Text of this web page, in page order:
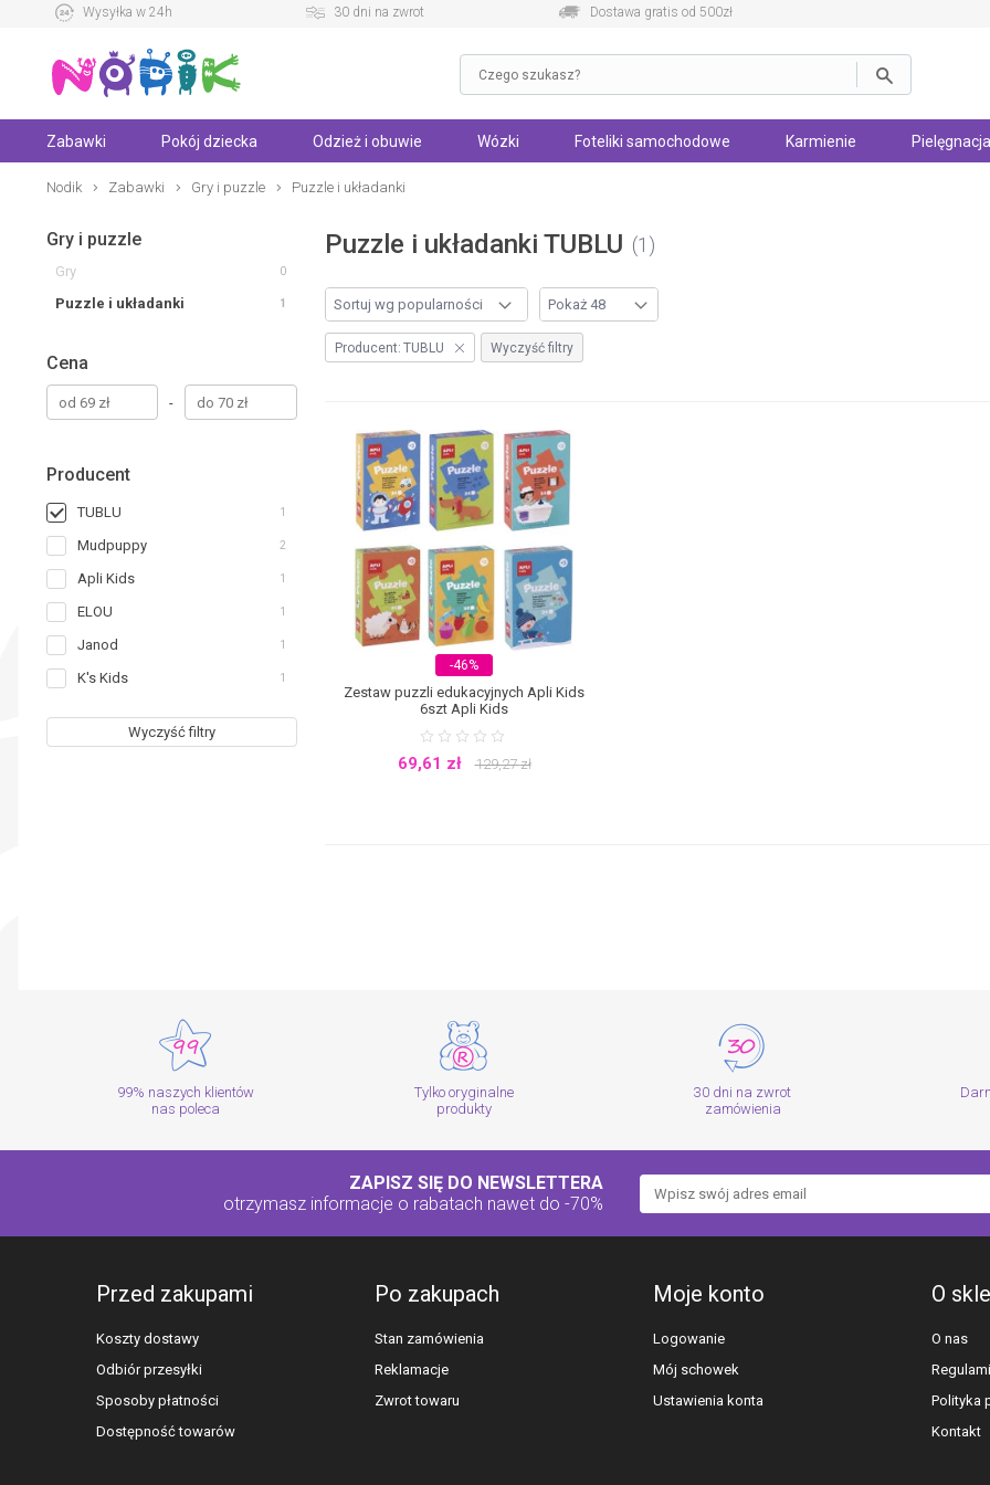
Wysyłka w 24h 30 dni na zwrot Dostawa gratis od 500zł
Zabawki Pokój dziecka Odzież i obuwie Wózki Foteliki samochodowe Karmienie
Nodik Zabawki Gry i puzzle Puzzle i układanki
Puzzle i układanki TUBLU 1
Gry i puzzle
Gry 0
Puzzle i układanki 1
Cena
-
Producent
TUBLU 1
Mudpuppy 2
Apli Kids 1
ELOU 1
Janod 1
K's Kids 1
Wyczyść filtry
Wyczyść filtry
Producent: TUBLU
-46%
Zestaw puzzli edukacyjnych Apli Kids
6szt Apli Kids
69,61 zł 129,27zł
99% naszych klientów
nas poleca
Tylko oryginalne
produkty
30 dni na zwrot
zamówienia
ZAPISZ SIĘ DO NEWSLETTERA
otrzymasz informacje o rabatach nawet do -70%
Przed zakupami
Koszty dostawy
Odbiór przesyłki
Sposoby płatności
Dostępność towarów
Po zakupach
Stan zamówienia
Reklamacje
Zwrot towaru
Moje konto
Logowanie
Mój schowek
Ustawienia konta
O
O nas
Polityka
Kontakt